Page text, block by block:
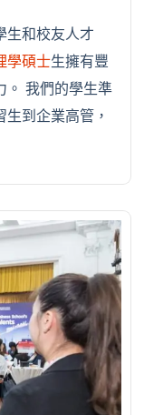
生和校友人才
學碩士生擁有豐
我們的學生準
生到企業高管，